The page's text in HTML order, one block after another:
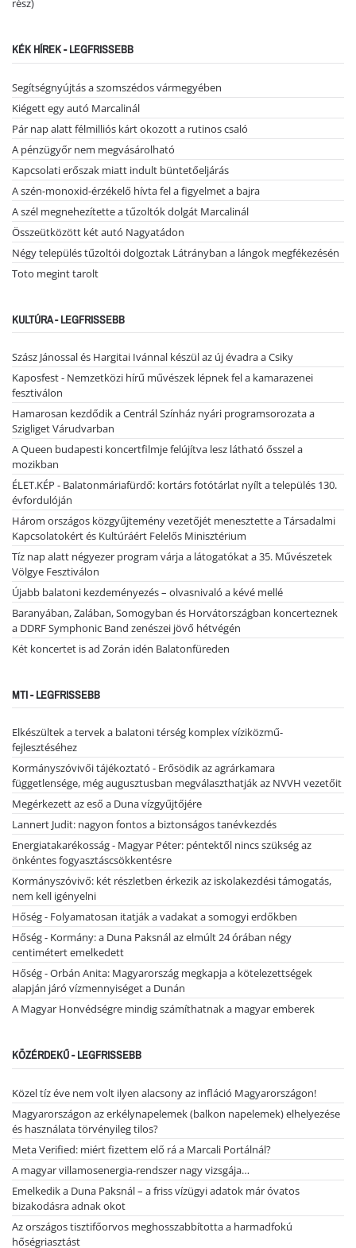
rész)
KÉK HÍREK - LEGFRISSEBB
Segítségnyújtás a szomszédos vármegyében
Kiégett egy autó Marcalinál
Pár nap alatt félmilliós kárt okozott a rutinos csaló
A pénzügyőr nem megvásárolható
Kapcsolati erőszak miatt indult büntetőeljárás
A szén-monoxid-érzékelő hívta fel a figyelmet a bajra
A szél megnehezítette a tűzoltók dolgát Marcalinál
Összeütközött két autó Nagyatádon
Négy település tűzoltói dolgoztak Látrányban a lángok megfékezésén
Toto megint tarolt
KULTÚRA - LEGFRISSEBB
Szász Jánossal és Hargitai Ivánnal készül az új évadra a Csiky
Kaposfest - Nemzetközi hírű művészek lépnek fel a kamarazenei
fesztiválon
Hamarosan kezdődik a Centrál Színház nyári programsorozata a
Szigliget Várudvarban
A Queen budapesti koncertfilmje felújítva lesz látható ősszel a
mozikban
ÉLET.KÉP - Balatonmáriafürdő: kortárs fotótárlat nyílt a település 130.
évfordulóján
Három országos közgyűjtemény vezetőjét menesztette a Társadalmi
Kapcsolatokért és Kultúráért Felelős Minisztérium
Tíz nap alatt négyezer program várja a látogatókat a 35. Művészetek
Völgye Fesztiválon
Újabb balatoni kezdeményezés – olvasnivaló a kévé mellé
Baranyában, Zalában, Somogyban és Horvátországban koncerteznek
a DDRF Symphonic Band zenészei jövő hétvégén
Két koncertet is ad Zorán idén Balatonfüreden
MTI - LEGFRISSEBB
Elkészültek a tervek a balatoni térség komplex víziközmű-
fejlesztéséhez
Kormányszóvivői tájékoztató - Erősödik az agrárkamara
függetlensége, még augusztusban megválaszthatják az NVVH vezetőit
Megérkezett az eső a Duna vízgyűjtőjére
Lannert Judit: nagyon fontos a biztonságos tanévkezdés
Energiatakarékosság - Magyar Péter: péntektől nincs szükség az
önkéntes fogyasztáscsökkentésre
Kormányszóvivő: két részletben érkezik az iskolakezdési támogatás,
nem kell igényelni
Hőség - Folyamatosan itatják a vadakat a somogyi erdőkben
Hőség - Kormány: a Duna Paksnál az elmúlt 24 órában négy
centimétert emelkedett
Hőség - Orbán Anita: Magyarország megkapja a kötelezettségek
alapján járó vízmennyiséget a Dunán
A Magyar Honvédségre mindig számíthatnak a magyar emberek
KÖZÉRDEKŰ - LEGFRISSEBB
Közel tíz éve nem volt ilyen alacsony az infláció Magyarországon!
Magyarországon az erkélynapelemek (balkon napelemek) elhelyezése
és használata törvényileg tilos?
Meta Verified: miért fizettem elő rá a Marcali Portálnál?
A magyar villamosenergia-rendszer nagy vizsgája…
Emelkedik a Duna Paksnál – a friss vízügyi adatok már óvatos
bizakodásra adnak okot
Az országos tisztifőorvos meghosszabbította a harmadfokú
hőségriasztást